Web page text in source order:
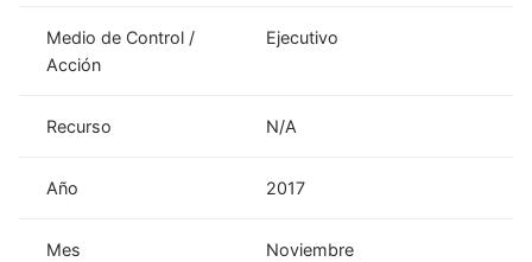
Medio de Control /
Acción
Ejecutivo
Recurso N/A
Año 2017
Mes Noviembre